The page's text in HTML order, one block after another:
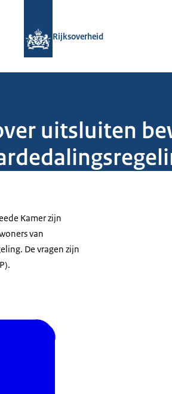
Rijksoverheid
uitsluiten
Kamer zijn
van
De vragen zijn